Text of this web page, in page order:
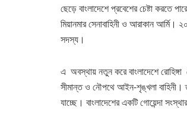
ছেড়ে বাংলাদেশে প্রবেশের চেষ্টা করতে
মিয়ানমার সেনাবাহিনী ও আরাকান আর্মি।
সদস্য।
এ অবস্থায় নতুন করে বাংলাদেশে
সীমান্ত ও নৌপথে আইন-শৃঙ্খলা বাহিনী।
যাচ্ছে। বাংলাদেশের একটি গোয়েন্দা